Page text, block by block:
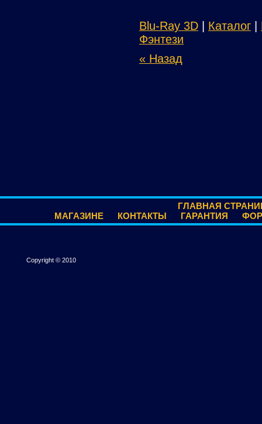
Blu-Ray 3D Каталог
Фэнтези
« Назад
ГЛАВНАЯ
МАГАЗИНЕ
КОНТАКТЫ ГАРАНТИЯ
Copyright © 2010